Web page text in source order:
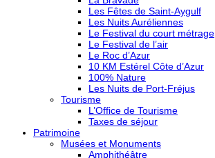
Les Fêtes de Saint-Aygulf
Les Nuits Auréliennes
Le Festival du court métrage
Le Festival de l’air
Le Roc d’Azur
10 KM Estérel Côte d’Azur
100% Nature
Les Nuits de Port-Fréjus
Tourisme
L’Office de Tourisme
Taxes de séjour
Patrimoine
Musées et Monuments
Amphithéâtre